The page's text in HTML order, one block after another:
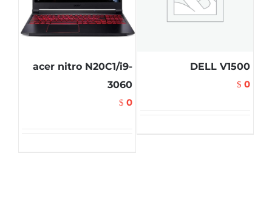
DELL V1500
$ 0
acer nitro N20C1/i9-
3060
$ 0